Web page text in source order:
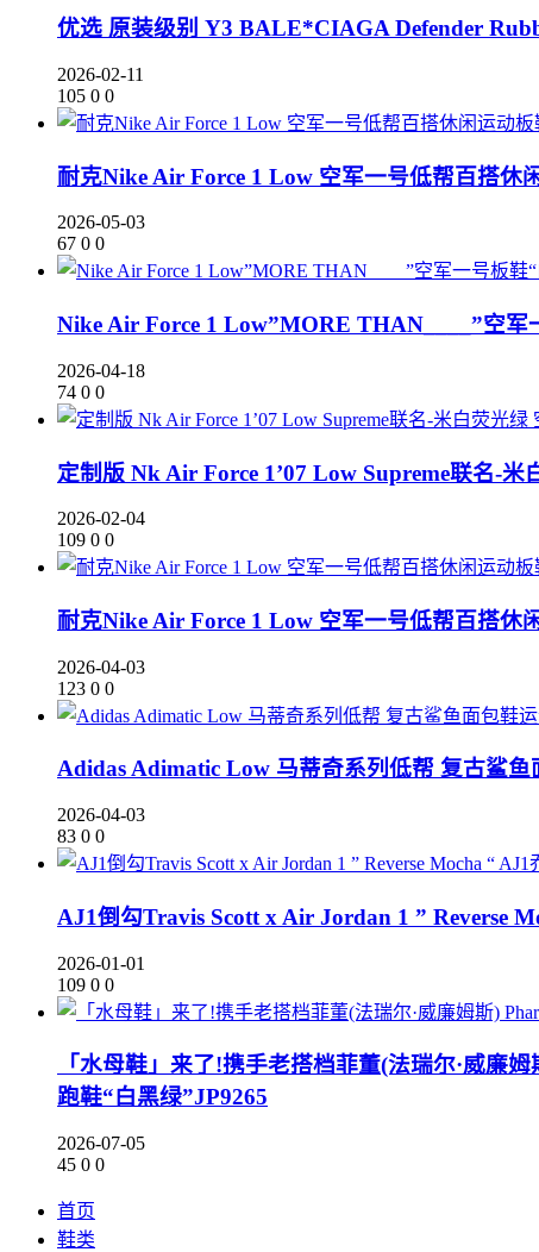
优选 原装级别 Y3 BALE*CIAGA Defender
2026-02-11
105 0 0
耐克Nike Air Force 1 Low 空军一号低帮百搭休
2026-05-03
67 0 0
Nike Air Force 1 Low”MORE THAN____”空军
2026-04-18
74 0 0
定制版 Nk Air Force 1’07 Low Supreme联名-
2026-02-04
109 0 0
耐克Nike Air Force 1 Low 空军一号低帮百搭休
2026-04-03
123 0 0
Adidas Adimatic Low 马蒂奇系列低帮 复古鲨
2026-04-03
83 0 0
AJ1倒勾Travis Scott x Air Jordan 1 ” Reverse
2026-01-01
109 0 0
「水母鞋」来了!携手老搭档菲董(法瑞尔·威廉
跑鞋“白黑绿”JP9265
2026-07-05
45 0 0
首页
鞋类